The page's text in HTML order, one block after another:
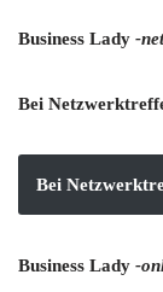
Business Lady -
Bei
Bei
Business Lady -